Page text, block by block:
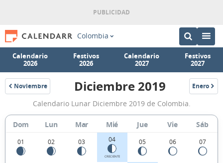
Colombia
Calendario
2026
Festivos
2026
Calendario
2027
Festivos
2027
Noviembre
2019
Calendario
Lunar
Diciembre
2019
de
Diciembre 2019 Enero
2020
Calendario Lunar Diciembre 2019 de Colombia.
Dom Lun Mar Mié Jue Vie Sáb
01 02 03 04
CRECIENTE
05 06 07